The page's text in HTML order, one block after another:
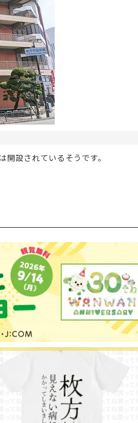
設されているそうです。